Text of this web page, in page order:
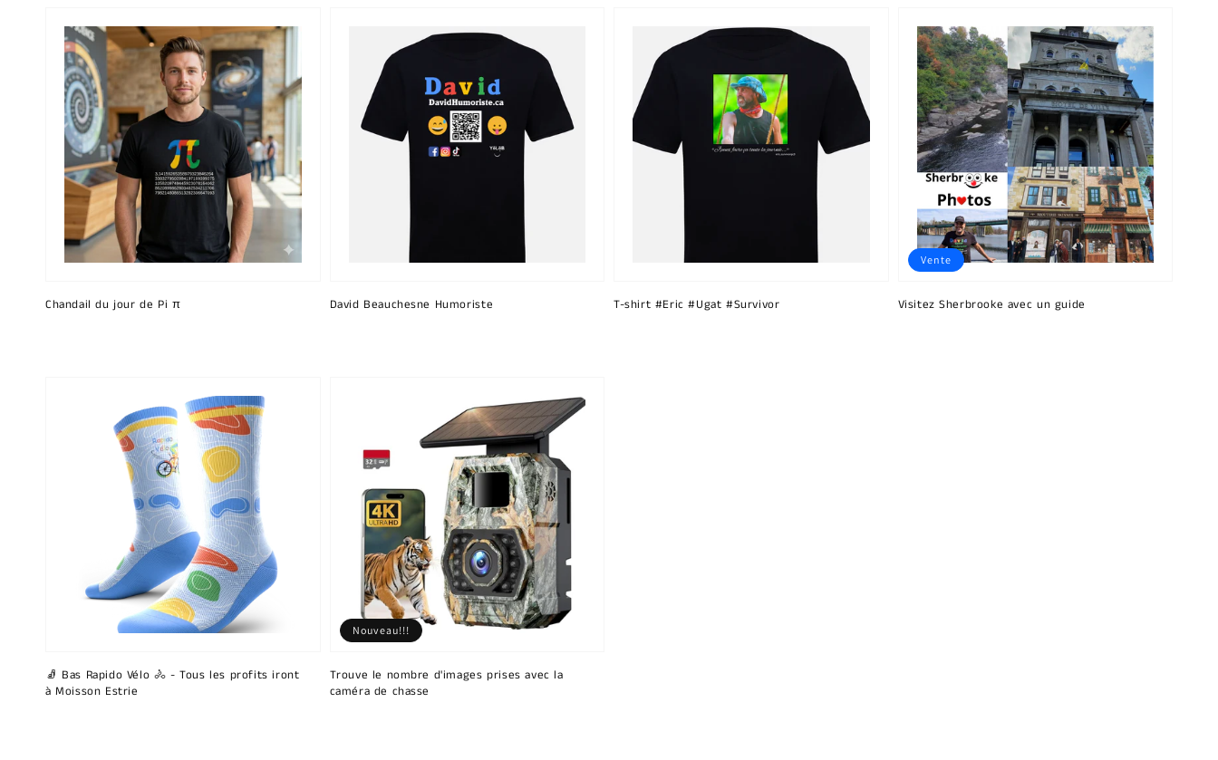
Chandail du jour de Pi π David Beauchesne Humoriste T-shirt #Eric #Ugat #Survivor Visitez Sherbrooke avec un guide
Vente
🧦 Bas Rapido Vélo 🚴 - Tous les profits iront
à Moisson Estrie
Trouve le nombre d'images prises avec la
caméra de chasse
Nouveau!!!